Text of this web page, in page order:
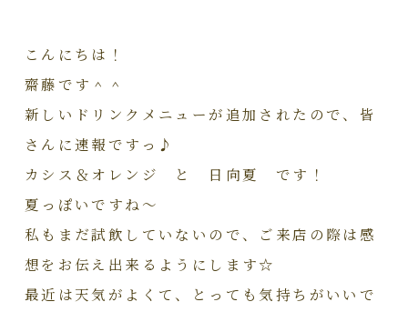
こんにちは！
齋藤です＾＾
新しいドリンクメニューが追加されたので、皆
さんに速報ですっ♪
カシス＆オレンジ と 日向夏 です！
夏っぽいですね～
私もまだ試飲していないので、ご来店の際は感
想をお伝え出来るようにします☆
最近は天気がよくて、とっても気持ちがいいで